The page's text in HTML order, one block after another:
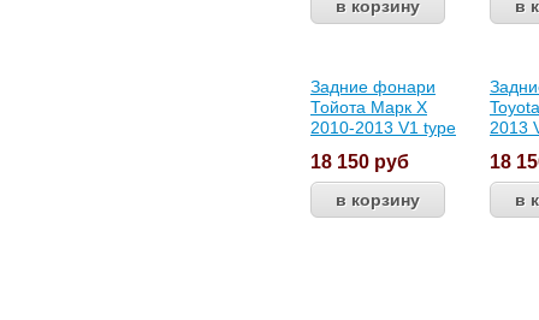
Задние фонари
Тойота Марк X
2010-2013 V1 type
18 150 руб
2013
18